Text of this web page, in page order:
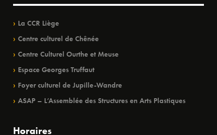
La CCR Liège
Centre culturel de Chênée
Centre Culturel Ourthe et Meuse
Espace Georges Truffaut
Foyer culturel de Jupille-Wandre
ASAP – L’Assemblée des Structures en Arts Plastiques
Horaires